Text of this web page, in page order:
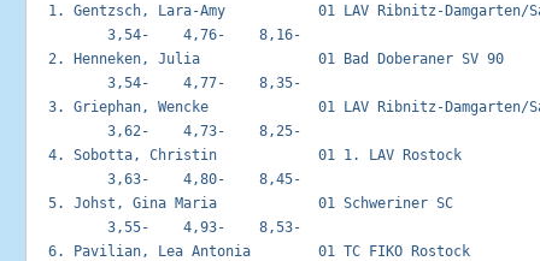
1. Gentzsch, Lara-Amy           01 LAV Ribnitz-Damgarten/
         3,54-    4,76-    8,16-
2. Henneken, Julia              01 Bad Doberaner SV 90
         3,54-    4,77-    8,35-
3. Griephan, Wencke             01 LAV Ribnitz-Damgarten/
         3,62-    4,73-    8,25-
4. Sobotta, Christin            01 1. LAV Rostock
         3,63-    4,80-    8,45-
5. Johst, Gina Maria            01 Schweriner SC
         3,55-    4,93-    8,53-
6. Pavilian, Lea Antonia        01 TC FIKO Rostock